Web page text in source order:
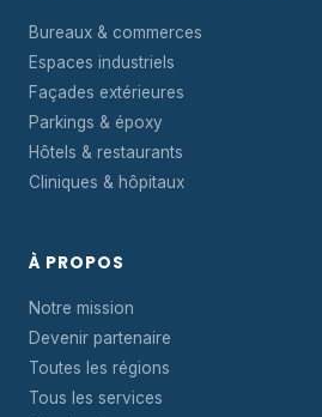
Bureaux & commerces
Espaces industriels
Façades extérieures
Parkings & époxy
Hôtels & restaurants
Cliniques & hôpitaux
À PROPOS
Notre mission
Devenir partenaire
Toutes les régions
Tous les services